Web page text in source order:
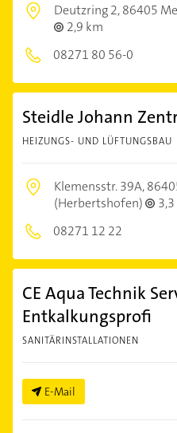
Deutzring 2,86405
2,9 km
08271 80 56-0
Steidle Johann
HEIZUNGS- UND LÜFTUNGSBAU
Klemensstr. 39A,
(Herbertshofen)
08271 12 22
CE Aqua Technik
Entkalkungsprofi
SANITÄRINSTALLATIONEN
E-Mail